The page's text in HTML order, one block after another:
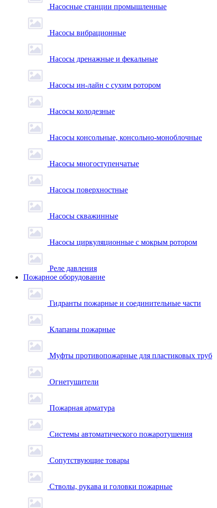
Насосные станции промышленные
Насосы вибрационные
Насосы дренажные и фекальные
Насосы ин-лайн с сухим ротором
Насосы колодезные
Насосы консольные, консольно-моноблочные
Насосы многоступенчатые
Насосы поверхностные
Насосы скважинные
Насосы циркуляционные с мокрым ротором
Реле давления
Пожарное оборудование
Гидранты пожарные и соединительные части
Клапаны пожарные
Муфты противопожарные для пластиковых труб
Огнетушители
Пожарная арматура
Системы автоматического пожаротушения
Сопутствующие товары
Стволы, рукава и головки пожарные